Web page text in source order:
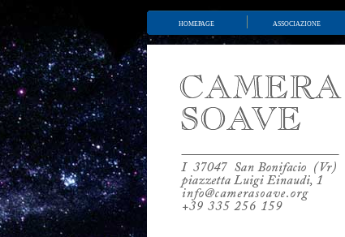
homepage associazione